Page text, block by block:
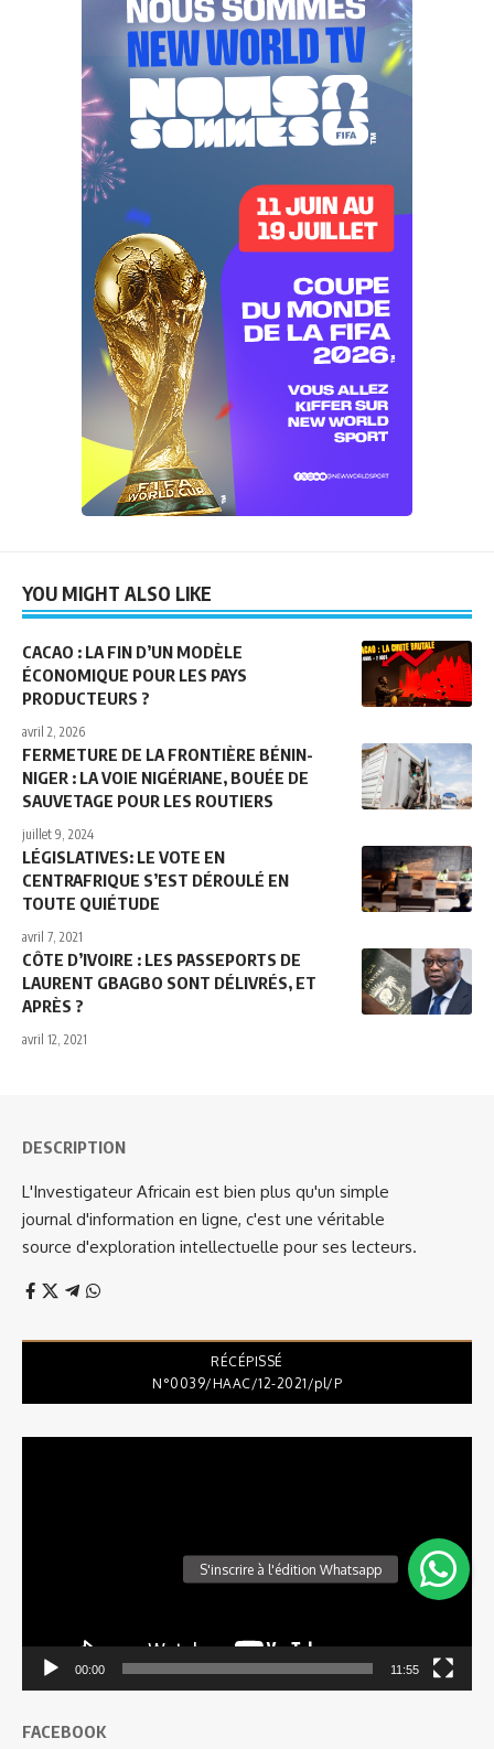
YOU MIGHT ALSO LIKE
CACAO : LA FIN D’UN MODÈLE
ÉCONOMIQUE POUR LES PAYS
PRODUCTEURS ?
avril 2, 2026
FERMETURE DE LA FRONTIÈRE BÉNIN-
NIGER : LA VOIE NIGÉRIANE, BOUÉE DE
SAUVETAGE POUR LES ROUTIERS
juillet 9, 2024
LÉGISLATIVES: LE VOTE EN
CENTRAFRIQUE S’EST DÉROULÉ EN
TOUTE QUIÉTUDE
avril 7, 2021
CÔTE D’IVOIRE : LES PASSEPORTS DE
LAURENT GBAGBO SONT DÉLIVRÉS, ET
APRÈS ?
avril 12, 2021
DESCRIPTION
L'Investigateur Africain est bien plus qu'un simple
journal d'information en ligne, c'est une véritable
source d'exploration intellectuelle pour ses lecteurs.
RÉCÉPISSÉ
N°0039/HAAC/12-2021/pl/P
00:00 11:55
FACEBOOK